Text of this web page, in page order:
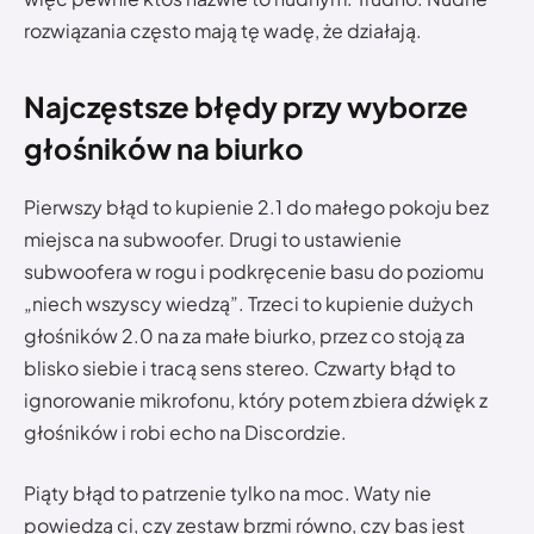
rozwiązania często mają tę wadę, że działają.
Najczęstsze błędy przy wyborze
głośników na biurko
Pierwszy błąd to kupienie 2.1 do małego pokoju bez
miejsca na subwoofer. Drugi to ustawienie
subwoofera w rogu i podkręcenie basu do poziomu
„niech wszyscy wiedzą”. Trzeci to kupienie dużych
głośników 2.0 na za małe biurko, przez co stoją za
blisko siebie i tracą sens stereo. Czwarty błąd to
ignorowanie mikrofonu, który potem zbiera dźwięk z
głośników i robi echo na Discordzie.
Piąty błąd to patrzenie tylko na moc. Waty nie
powiedzą ci, czy zestaw brzmi równo, czy bas jest